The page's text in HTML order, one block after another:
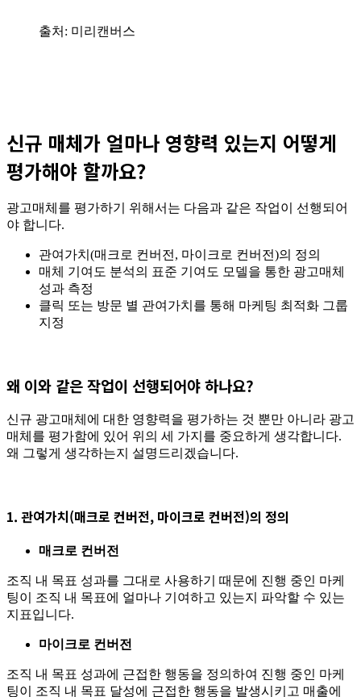
출처: 미리캔버스
신규 매체가 얼마나 영향력 있는지 어떻게
평가해야 할까요?
광고매체를 평가하기 위해서는 다음과 같은 작업이 선행되어
야 합니다.
관여가치(매크로 컨버전, 마이크로 컨버전)의 정의
매체 기여도 분석의 표준 기여도 모델을 통한 광고매체
성과 측정
클릭 또는 방문 별 관여가치를 통해 마케팅 최적화 그룹
지정
왜 이와 같은 작업이 선행되어야 하나요?
신규 광고매체에 대한 영향력을 평가하는 것 뿐만 아니라 광고
매체를 평가함에 있어 위의 세 가지를 중요하게 생각합니다.
왜 그렇게 생각하는지 설명드리겠습니다.
1. 관여가치(매크로 컨버전, 마이크로 컨버전)의 정의
매크로 컨버전
조직 내 목표 성과를 그대로 사용하기 때문에 진행 중인 마케
팅이 조직 내 목표에 얼마나 기여하고 있는지 파악할 수 있는
지표입니다.
마이크로 컨버전
조직 내 목표 성과에 근접한 행동을 정의하여 진행 중인 마케
팅이 조직 내 목표 달성에 근접한 행동을 발생시키고 매출에